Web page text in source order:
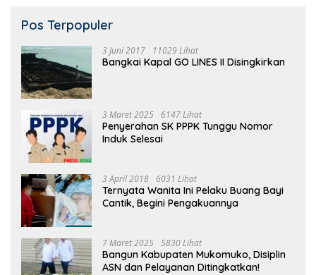
Pos Terpopuler
3 Juni 2017 11029 Lihat
Bangkai Kapal GO LINES II Disingkirkan
3 Maret 2025 6147 Lihat
Penyerahan SK PPPK Tunggu Nomor
Induk Selesai
3 April 2018 6031 Lihat
Ternyata Wanita Ini Pelaku Buang Bayi
Cantik, Begini Pengakuannya
7 Maret 2025 5830 Lihat
Bangun Kabupaten Mukomuko, Disiplin
ASN dan Pelayanan Ditingkatkan!